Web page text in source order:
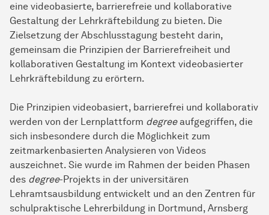
eine videobasierte, barrierefreie und kollaborative
Gestaltung der Lehrkräftebildung zu bieten. Die
Zielsetzung der Abschlusstagung besteht darin,
gemeinsam die Prinzipien der Barrierefreiheit und
kollaborativen Gestaltung im Kontext videobasierter
Lehrkräftebildung zu erörtern.
Die Prinzipien videobasiert, barrierefrei und kollaborativ
werden von der Lernplattform degreeaufgegriffen, die
sich insbesondere durch die Möglichkeit zum
zeitmarkenbasierten Analysieren von Videos
auszeichnet. Sie wurde im Rahmen der beiden Phasen
des degree-Projekts in der universitären
Lehramtsausbildung entwickelt und an den Zentren für
schulpraktische Lehrerbildung in Dortmund, Arnsberg